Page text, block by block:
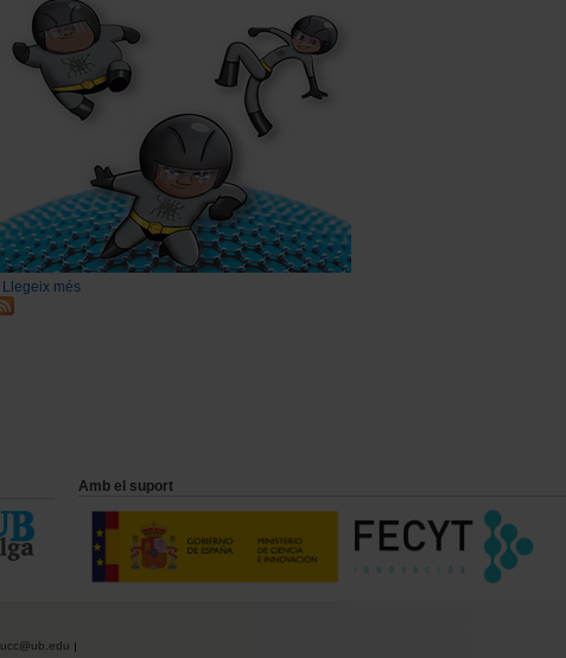
Llegeix més
Amb el suport
ucc@ub.edu